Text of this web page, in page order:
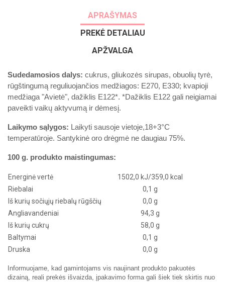
APRAŠYMAS
PREKĖ DETALIAU
APŽVALGA
Sudedamosios dalys: cukrus, gliukozės sirupas, obuolių tyrė,
rūgštingumą reguliuojančios medžiagos: E270, E330; kvapioji
medžiaga "Avietė", dažiklis E122*. *Dažiklis E122 gali neigiamai
paveikti vaikų aktyvumą ir dėmesį.
Laikymo sąlygos: Laikyti sausoje vietoje,18+3°C
temperatūroje. Santykinė oro drėgmė ne daugiau 75%.
100 g. produkto maistingumas:
Energinė vertė
1502,0 kJ/359,0 kcal
Riebalai
0,1 g
Iš kurių sočiųjų riebalų rūgščių
0,0 g
Angliavandeniai
94,3 g
Iš kurių cukrų
58,0 g
Baltymai
0,1 g
Druska
0,0 g
Informuojame, kad gamintojams vis naujinant produkto pakuotės
dizainą, reali prekės išvaizda, įpakavimo forma gali šiek tiek skirtis nuo